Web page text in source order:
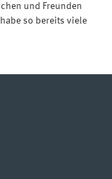
und Freunden
so bereits viele